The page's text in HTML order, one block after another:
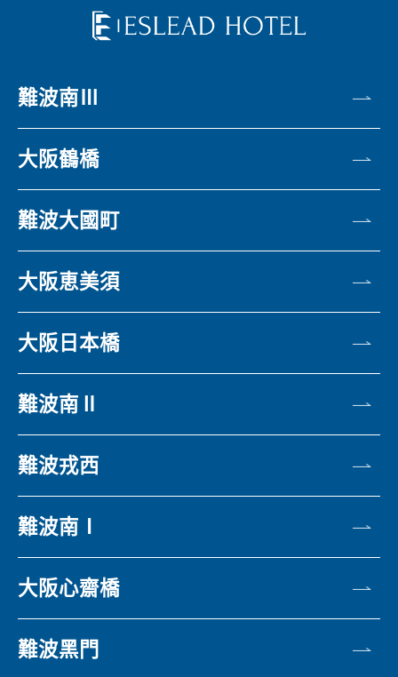
難波南Ⅲ
大阪鶴橋
難波大國町
大阪恵美須
大阪日本橋
難波南Ⅱ
難波戎西
難波南Ⅰ
大阪心齋橋
難波黑門